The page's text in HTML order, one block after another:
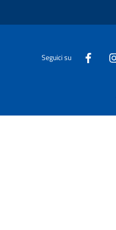
Seguici su